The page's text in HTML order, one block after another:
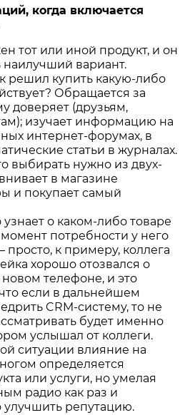
когда включается
тот или иной продукт, и он
наилучший вариант.
решил купить какую-либо
Обращается за
доверяет (друзьям,
изучает информацию на
интернет-форумах, в
статьи в журналах.
выбирать нужно из двух-
в магазине
и покупает самый
о каком-либо товаре
момент потребности у него
к примеру, коллега
хорошо отозвался о
телефоне, и это
если в дальнейшем
CRM-систему, то не
будет именно
услышал от коллеги.
ситуации влияние на
определяется
или услуги, но умелая
радио как раз и
улучшить репутацию.